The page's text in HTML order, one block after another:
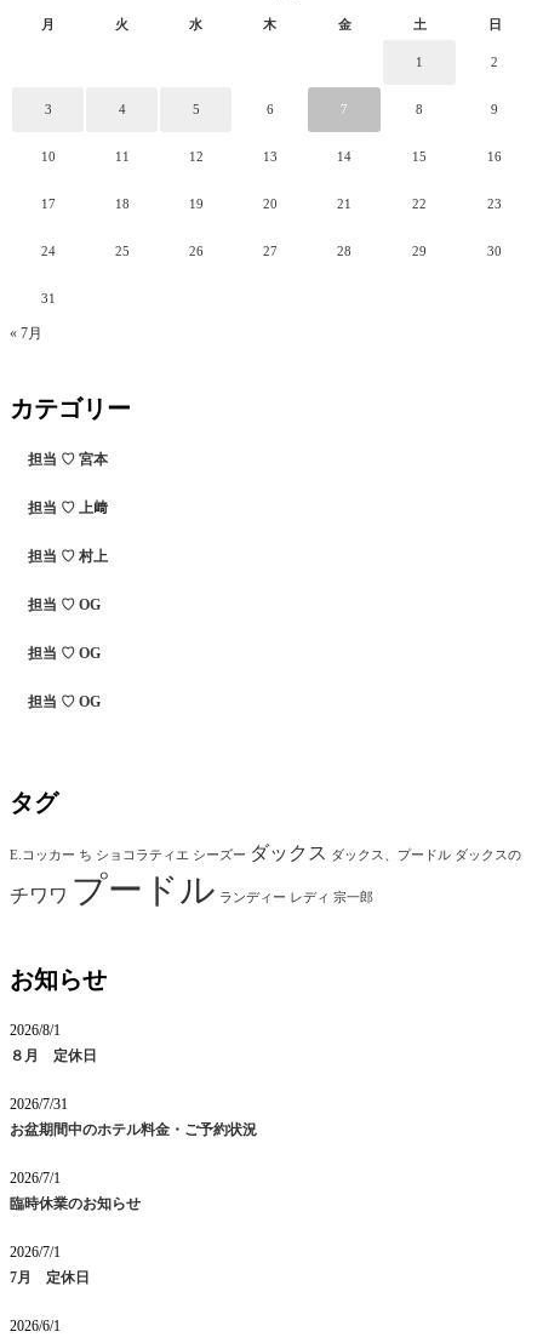
月 火 水 木 金 土 日
1 2
3 4 5 6 7 8 9
10 11 12 13 14 15 16
17 18 19 20 21 22 23
24 25 26 27 28 29 30
31
« 7月
カテゴリー
担当 ♡ 宮本
担当 ♡ 上﨑
担当 ♡ 村上
担当 ♡ OG
担当 ♡ OG
担当 ♡ OG
タグ
E.コッカー ち ショコラティエ シーズー ダックス ダックス、プードル ダックスの
チワワ プードル ランディー レディ 宗一郎
お知らせ
2026/8/1
８月 定休日
2026/7/31
お盆期間中のホテル料金・ご予約状況
2026/7/1
臨時休業のお知らせ
2026/7/1
7月 定休日
2026/6/1